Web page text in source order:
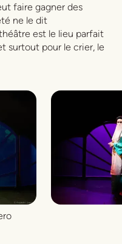
faire gagner des
ne le dit
est le lieu parfait
surtout pour le crier, le